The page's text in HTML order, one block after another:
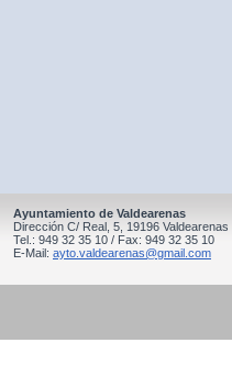
Ayuntamiento de Valdearenas
Dirección C/ Real, 5, 19196 Valdearenas
Tel.: 949 32 35 10 / Fax: 949 32 35 10
E-Mail: ayto.valdearenas@gmail.com